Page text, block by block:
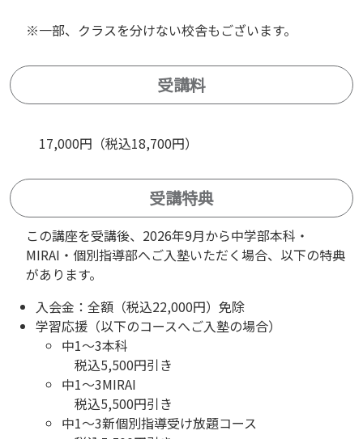
※一部、クラスを分けない校舎もございます。
受講料
17,000円（税込18,700円）
受講特典
この講座を受講後、2026年9月から中学部本科・
MIRAI・個別指導部へご入塾いただく場合、以下の特典
があります。
入会金：全額（税込22,000円）免除
学習応援（以下のコースへご入塾の場合）
中1～3本科
税込5,500円引き
中1～3MIRAI
税込5,500円引き
中1～3新個別指導受け放題コース